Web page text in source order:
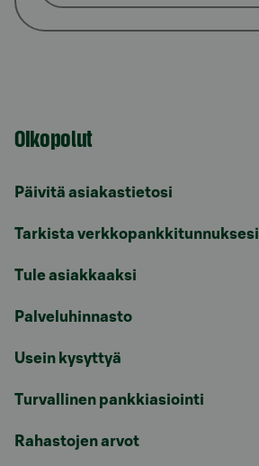
Oikopolut
Päivitä asiakastietosi
Tarkista verkkopankkitunnuksesi
Tule asiakkaaksi
Palveluhinnasto
Usein kysyttyä
Turvallinen pankkiasiointi
Rahastojen arvot